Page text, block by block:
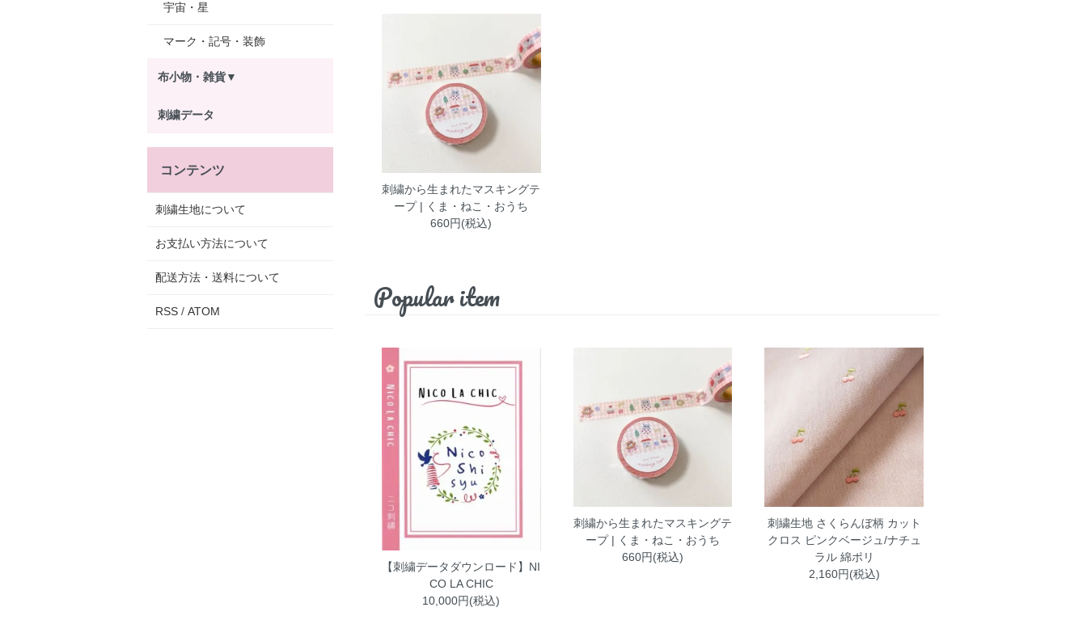
刺繍から生まれたマスキングテ
ープ | くま・ねこ・おうち
660円(税込)
Popular item
【刺繍データダウンロード】NI
CO LA CHIC
10,000円(税込)
刺繍から生まれたマスキングテ
ープ | くま・ねこ・おうち
660円(税込)
刺繍生地 さくらんぼ柄 カット
クロス ピンクベージュ/ナチュ
ラル 綿ポリ
2,160円(税込)
宇宙・星
マーク・記号・装飾
布小物・雑貨▼
刺繍データ
コンテンツ
刺繍生地について
お支払い方法について
配送方法・送料について
RSS / ATOM